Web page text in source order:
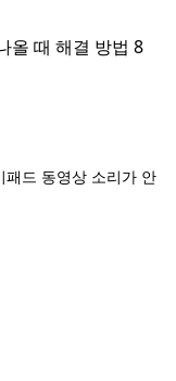
올 때 해결 방법 8
패드 동영상 소리가 안